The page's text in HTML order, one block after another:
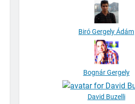
Biró Gergely Ádám
Bognár Gergely
David Buzelli